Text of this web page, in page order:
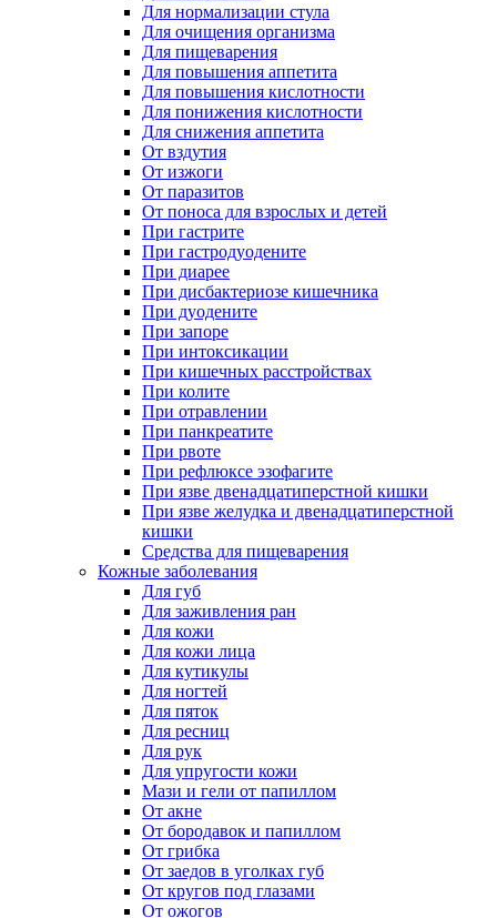
Для нормализации стула
Для очищения организма
Для пищеварения
Для повышения аппетита
Для повышения кислотности
Для понижения кислотности
Для снижения аппетита
От вздутия
От изжоги
От паразитов
От поноса для взрослых и детей
При гастрите
При гастродуодените
При диарее
При дисбактериозе кишечника
При дуодените
При запоре
При интоксикации
При кишечных расстройствах
При колите
При отравлении
При панкреатите
При рвоте
При рефлюксе эзофагите
При язве двенадцатиперстной кишки
При язве желудка и двенадцатиперстной
кишки
Средства для пищеварения
Кожные заболевания
Для губ
Для заживления ран
Для кожи
Для кожи лица
Для кутикулы
Для ногтей
Для пяток
Для ресниц
Для рук
Для упругости кожи
Мази и гели от папиллом
От акне
От бородавок и папиллом
От грибка
От заедов в уголках губ
От кругов под глазами
От ожогов